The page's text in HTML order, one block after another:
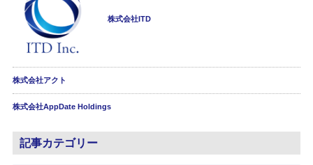
株式会社ITD
株式会社アクト
株式会社AppDate Holdings
記事カテゴリー